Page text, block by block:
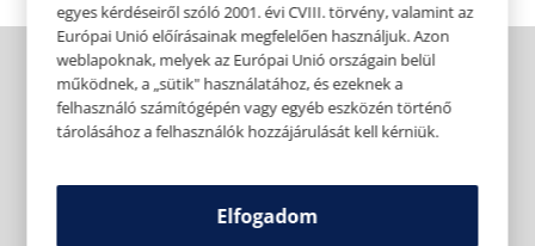
egyes kérdéseiről szóló 2001. évi CVIII. törvény, valamint az
Európai Unió előírásainak megfelelően használjuk. Azon
weblapoknak, melyek az Európai Unió országain belül
működnek, a „sütik" használatához, és ezeknek a
felhasználó számítógépén vagy egyéb eszközén történő
tárolásához a felhasználók hozzájárulását kell kérniük.
Elfogadom